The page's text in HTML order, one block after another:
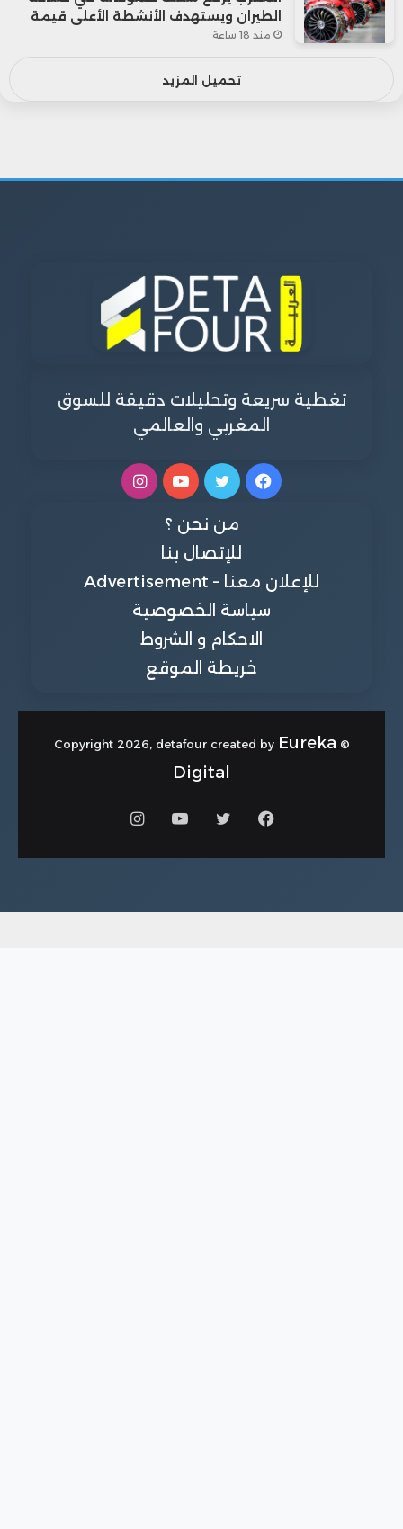
الطيران ويستهدف الأنشطة الأعلى قيمة
منذ 18 ساعة
تحميل المزيد
تغطية سريعة وتحليلات دقيقة للسوق
المغربي والعالمي
فيسبوكتويتر يوتيوبانستقرام
من نحن ؟
للإتصال بنا
للإعلان معنا – Advertisement
سياسة الخصوصية
الاحكام و الشروط
خريطة الموقع
© Copyright 2026, detafour created by
Eureka
Digital
فيسبوكتويتر يوتيوبانستقرام